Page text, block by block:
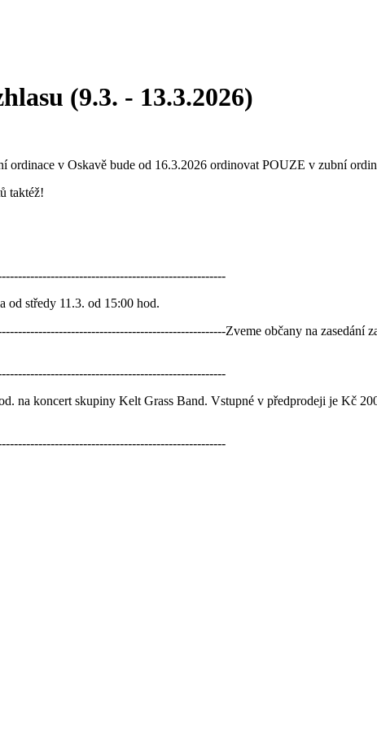
(9.3. - 13.3.2026)
v Oskavě bude od 16.3.2026 ordinovat POUZE v zubní
taktéž!
od středy 11.3. od 15:00 hod.
Zveme občany na zasedání
na koncert skupiny Kelt Grass Band. Vstupné v předprodeji je Kč